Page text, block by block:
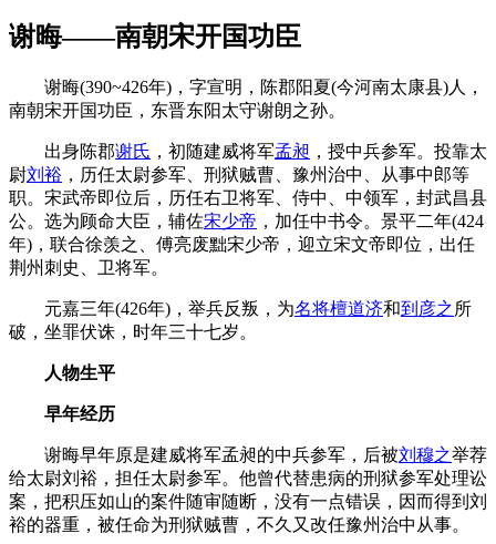
谢晦——南朝宋开国功臣
谢晦(390~426年)，字宣明，陈郡阳夏(今河南太康县)人，
南朝宋开国功臣，东晋东阳太守谢朗之孙。
出身陈郡谢氏 ，初随建威将军孟昶 ，授中兵参军。投靠太
尉刘裕 ，历任太尉参军、刑狱贼曹、豫州治中、从事中郎等
职。宋武帝即位后，历任右卫将军、侍中、中领军，封武昌县
公。选为顾命大臣，辅佐宋少帝 ，加任中书令。景平二年(424
年)，联合徐羡之、傅亮废黜宋少帝，迎立宋文帝即位，出任
荆州刺史、卫将军。
元嘉三年(426年)，举兵反叛，为名将檀道济和到彦之 所
破，坐罪伏诛，时年三十七岁。
人物生平
早年经历
谢晦早年原是建威将军孟昶的中兵参军，后被刘穆之举荐
给太尉刘裕，担任太尉参军。他曾代替患病的刑狱参军处理讼
案，把积压如山的案件随审随断，没有一点错误，因而得到刘
裕的器重，被任命为刑狱贼曹，不久又改任豫州治中从事。